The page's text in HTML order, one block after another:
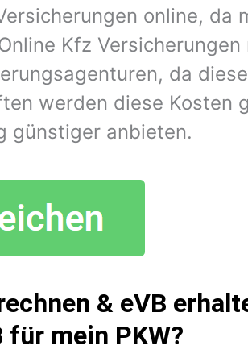
online, da
Kfz Versicherungen
da
werden diese Kosten
günstiger anbieten.
& eVB
mein PKW?